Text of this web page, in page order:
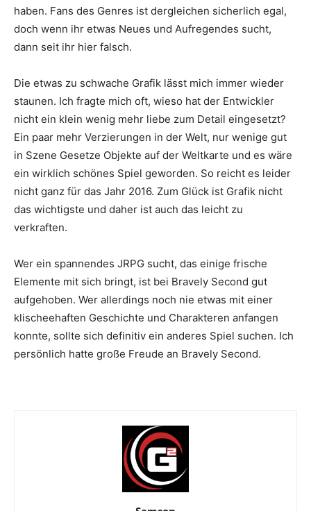
haben. Fans des Genres ist dergleichen sicherlich egal,
doch wenn ihr etwas Neues und Aufregendes sucht,
dann seit ihr hier falsch.
Die etwas zu schwache Grafik lässt mich immer wieder
staunen. Ich fragte mich oft, wieso hat der Entwickler
nicht ein klein wenig mehr liebe zum Detail eingesetzt?
Ein paar mehr Verzierungen in der Welt, nur wenige gut
in Szene Gesetze Objekte auf der Weltkarte und es wäre
ein wirklich schönes Spiel geworden. So reicht es leider
nicht ganz für das Jahr 2016. Zum Glück ist Grafik nicht
das wichtigste und daher ist auch das leicht zu
verkraften.
Wer ein spannendes JRPG sucht, das einige frische
Elemente mit sich bringt, ist bei Bravely Second gut
aufgehoben. Wer allerdings noch nie etwas mit einer
klischeehaften Geschichte und Charakteren anfangen
konnte, sollte sich definitiv ein anderes Spiel suchen. Ich
persönlich hatte große Freude an Bravely Second.